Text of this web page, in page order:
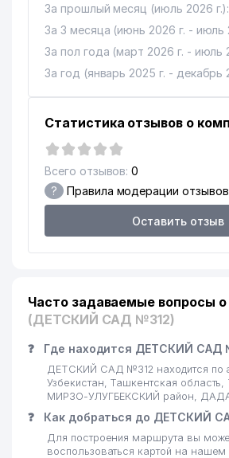
За прошлый месяц (июль 2026
За 3 месяца (июнь 2026 г. - июль
За пол года (март 2026 г. - июль
За год (январь 2025 г. - декабрь
Статистика отзывов о
Всего отзывов: 0
? Правила модерации отзывов
Оставить отзыв
Часто задаваемые вопросы
(ДЕТСКИЙ САД №312)
❓ Где находится ДЕТСКИЙ САД
ДЕТСКИЙ САД №312 находится по
Узбекистан, Ташкентская
МИРЗО-УЛУГБЕКСКИЙ район,
❓ Как добраться до ДЕТСКИЙ
Для построения маршрута вы
воспользоваться картой на нашем